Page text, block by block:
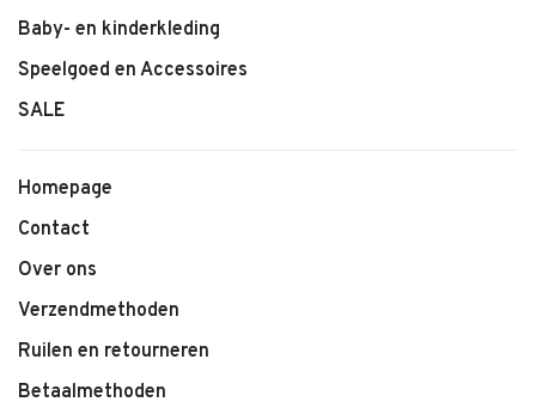
Baby- en kinderkleding
Speelgoed en Accessoires
SALE
Homepage
Contact
Over ons
Verzendmethoden
Ruilen en retourneren
Betaalmethoden